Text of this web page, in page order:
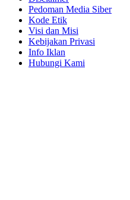
Pedoman Media Siber
Kode Etik
Visi dan Misi
Kebijakan Privasi
Info Iklan
Hubungi Kami